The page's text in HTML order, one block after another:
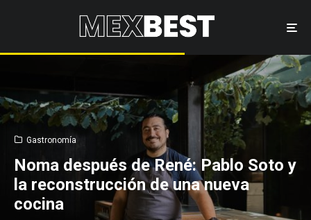
Gastronomía
Noma después de René: Pablo Soto y
la reconstrucción de una nueva
cocina